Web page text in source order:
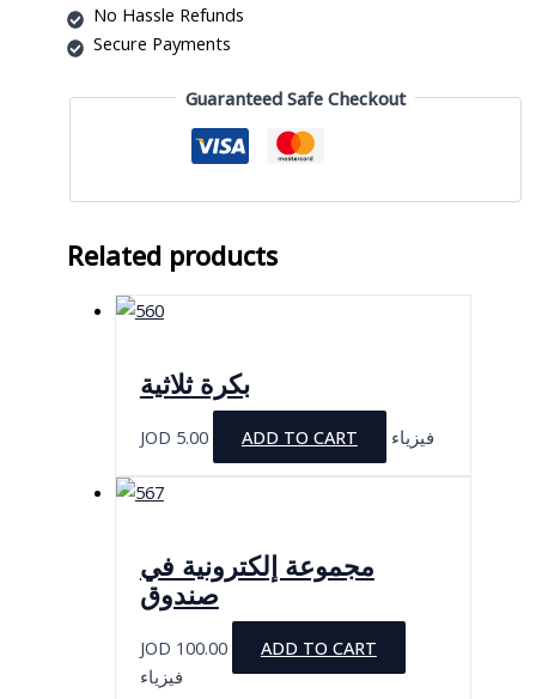
No Hassle Refunds
Secure Payments
Guaranteed Safe Checkout
Related products
بكرة ثلاثية
JOD 5.00 ADD TO CART فيزياء
مجموعة إلكترونية في
صندوق
JOD 100.00
ADD TO CART
فيزياء